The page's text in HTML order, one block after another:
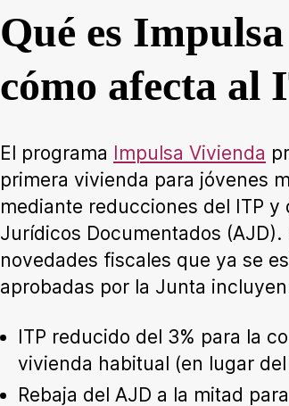
Qué es
cómo afecta al
El programa Impulsa Vivienda
primera vivienda para jóvenes
mediante reducciones del ITP
Jurídicos Documentados
novedades fiscales que ya se
aprobadas por la Junta
ITP reducido del 3% para la
vivienda habitual (en lugar
Rebaja del AJD a la mitad